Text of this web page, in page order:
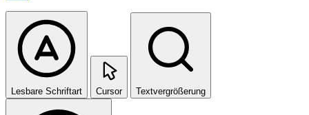
Lesbare Schriftart Cursor Textvergrößerung